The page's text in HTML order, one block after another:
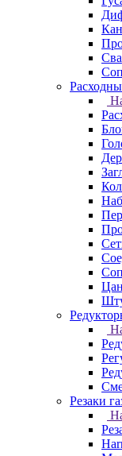
Резаки